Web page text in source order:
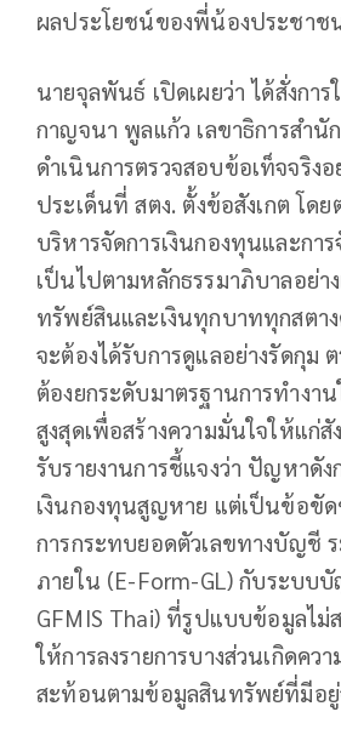
ผลประโยชน์ของพี่น้องประชาช
นายจุลพันธ์ เปิดเผยว่า ได้สั่งการ
กาญจนา พูลแก้ว เลขาธิการสำนั
ดำเนินการตรวจสอบข้อเท็จจริงอ
ประเด็นที่ สตง. ตั้งข้อสังเกต โด
บริหารจัดการเงินกองทุนและกา
เป็นไปตามหลักธรรมาภิบาลอย่าง
ทรัพย์สินและเงินทุกบาททุกสตา
จะต้องได้รับการดูแลอย่างรัดกุม
ต้องยกระดับมาตรฐานการทำง
สูงสุดเพื่อสร้างความมั่นใจให้แก่สั
รับรายงานการชี้แจงว่า ปัญหาดัง
เงินกองทุนสูญหาย แต่เป็นข้อขั
การกระทบยอดตัวเลขทางบัญชี
ภายใน (E-Form-GL) กับระบบ
GFMIS Thai) ที่รูปแบบข้อมูลไม่
ให้การลงรายการบางส่วนเกิดคว
สะท้อนตามข้อมูลสินทรัพย์ที่มีอยู่